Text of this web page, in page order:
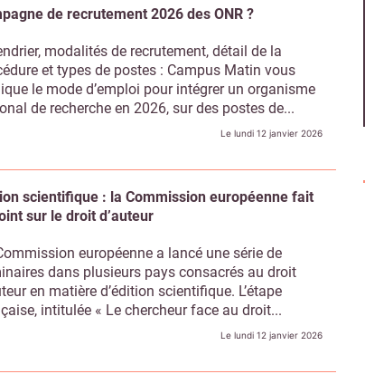
de recrutement 2026 des ONR ?
modalités de recrutement, détail de la
et types de postes : Campus Matin vous
le mode d’emploi pour intégrer un organisme
de recherche en 2026, sur des postes de...
Le lundi 12 janvier 2026
scientifique : la Commission européenne fait
sur le droit d’auteur
européenne a lancé une série de
dans plusieurs pays consacrés au droit
en matière d’édition scientifique. L’étape
intitulée « Le chercheur face au droit...
Le lundi 12 janvier 2026